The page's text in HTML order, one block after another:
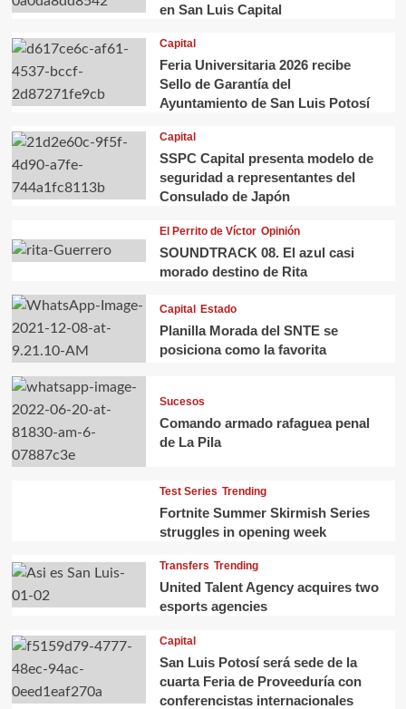
en San Luis Capital
Capital
Feria Universitaria 2026 recibe
Sello de Garantía del
Ayuntamiento de San Luis Potosí
Capital
SSPC Capital presenta modelo de
seguridad a representantes del
Consulado de Japón
El Perrito de Víctor Opinión
SOUNDTRACK 08. El azul casi
morado destino de Rita
Capital Estado
Planilla Morada del SNTE se
posiciona como la favorita
Sucesos
Comando armado rafaguea penal
de La Pila
Test Series Trending
Fortnite Summer Skirmish Series
struggles in opening week
Transfers Trending
United Talent Agency acquires two
esports agencies
Capital
San Luis Potosí será sede de la
cuarta Feria de Proveeduría con
conferencistas internacionales